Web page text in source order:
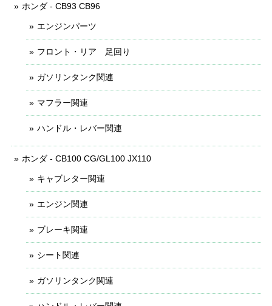
ホンダ - CB93 CB96
エンジンパーツ
フロント・リア 足回り
ガソリンタンク関連
マフラー関連
ハンドル・レバー関連
ホンダ - CB100 CG/GL100 JX110
キャブレター関連
エンジン関連
ブレーキ関連
シート関連
ガソリンタンク関連